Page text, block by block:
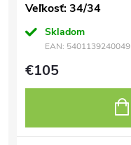
Veľkosť: 34/34
Skladom
EAN: 5401139240049
€105